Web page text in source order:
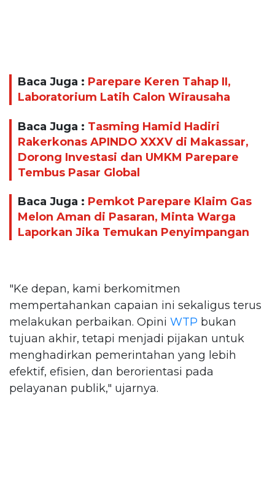
Baca Juga : Parepare Keren Tahap II,
Laboratorium Latih Calon Wirausaha
Baca Juga : Tasming Hamid Hadiri
Rakerkonas APINDO XXXV di Makassar,
Dorong Investasi dan UMKM Parepare
Tembus Pasar Global
Baca Juga : Pemkot Parepare Klaim Gas
Melon Aman di Pasaran, Minta Warga
Laporkan Jika Temukan Penyimpangan
"Ke depan, kami berkomitmen
mempertahankan capaian ini sekaligus terus
melakukan perbaikan. Opini WTP bukan
tujuan akhir, tetapi menjadi pijakan untuk
menghadirkan pemerintahan yang lebih
efektif, efisien, dan berorientasi pada
pelayanan publik," ujarnya.